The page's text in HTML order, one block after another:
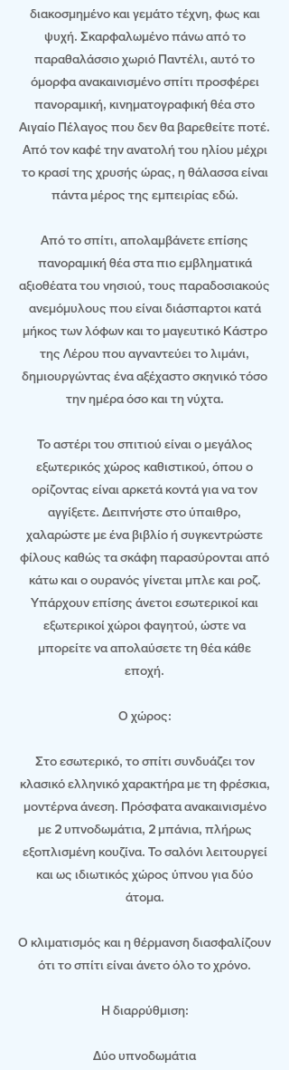
διακοσμημένο και γεμάτο τέχνη, φως και
ψυχή. Σκαρφαλωμένο πάνω από το
παραθαλάσσιο χωριό Παντέλι, αυτό το
όμορφα ανακαινισμένο σπίτι προσφέρει
πανοραμική, κινηματογραφική θέα στο
Αιγαίο Πέλαγος που δεν θα βαρεθείτε ποτέ.
Από τον καφέ την ανατολή του ηλίου μέχρι
το κρασί της χρυσής ώρας, η θάλασσα είναι
πάντα μέρος της εμπειρίας εδώ.
Από το σπίτι, απολαμβάνετε επίσης
πανοραμική θέα στα πιο εμβληματικά
αξιοθέατα του νησιού, τους παραδοσιακούς
ανεμόμυλους που είναι διάσπαρτοι κατά
μήκος των λόφων και το μαγευτικό Κάστρο
της Λέρου που αγναντεύει το λιμάνι,
δημιουργώντας ένα αξέχαστο σκηνικό τόσο
την ημέρα όσο και τη νύχτα.
Το αστέρι του σπιτιού είναι ο μεγάλος
εξωτερικός χώρος καθιστικού, όπου ο
ορίζοντας είναι αρκετά κοντά για να τον
αγγίξετε. Δειπνήστε στο ύπαιθρο,
χαλαρώστε με ένα βιβλίο ή συγκεντρώστε
φίλους καθώς τα σκάφη παρασύρονται από
κάτω και ο ουρανός γίνεται μπλε και ροζ.
Υπάρχουν επίσης άνετοι εσωτερικοί και
εξωτερικοί χώροι φαγητού, ώστε να
μπορείτε να απολαύσετε τη θέα κάθε
εποχή.
Ο χώρος:
Στο εσωτερικό, το σπίτι συνδυάζει τον
κλασικό ελληνικό χαρακτήρα με τη φρέσκια,
μοντέρνα άνεση. Πρόσφατα ανακαινισμένο
με 2 υπνοδωμάτια, 2 μπάνια, πλήρως
εξοπλισμένη κουζίνα. Το σαλόνι λειτουργεί
και ως ιδιωτικός χώρος ύπνου για δύο
άτομα.
Ο κλιματισμός και η θέρμανση διασφαλίζουν
ότι το σπίτι είναι άνετο όλο το χρόνο.
Η διαρρύθμιση:
Δύο υπνοδωμάτια